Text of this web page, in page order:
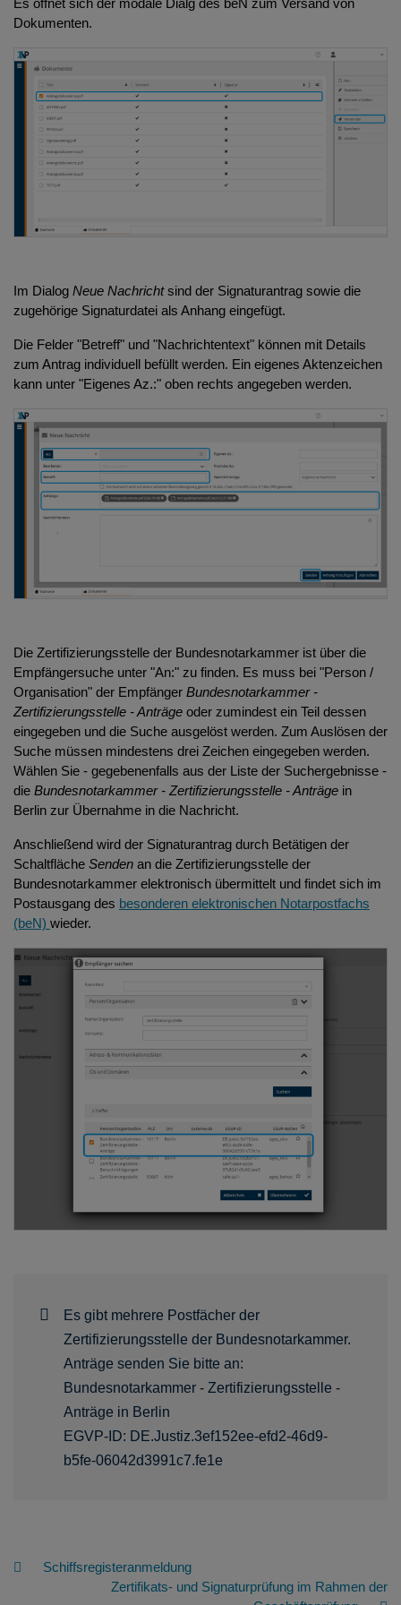
Es öffnet sich der modale Dialg des beN zum Versand von
Dokumenten.
Im Dialog Neue Nachrichtsind der Signaturantrag sowie die
zugehörige Signaturdatei als Anhang eingefügt.
Die Felder "Betreff" und "Nachrichtentext" können mit Details
zum Antrag individuell befüllt werden. Ein eigenes Aktenzeichen
kann unter "Eigenes Az.:" oben rechts angegeben werden.
Die Zertifizierungsstelle der Bundesnotarkammer ist über die
Empfängersuche unter "An:" zu finden. Es muss bei "Person /
Organisation" der Empfänger Bundesnotarkammer -
Zertifizierungsstelle - Anträge oder zumindest ein Teil dessen
eingegeben und die Suche ausgelöst werden. Zum Auslösen der
Suche müssen mindestens drei Zeichen eingegeben werden.
Wählen Sie - gegebenenfalls aus der Liste der Suchergebnisse -
die Bundesnotarkammer - Zertifizierungsstelle - Anträge in
Berlin zur Übernahme in die Nachricht.
Anschließend wird der Signaturantrag durch Betätigen der
Schaltfläche Senden an die Zertifizierungsstelle der
Bundesnotarkammer elektronisch übermittelt und findet sich im
Postausgang des besonderen elektronischen Notarpostfachs
(beN) wieder.
Es gibt mehrere Postfächer der
Zertifizierungsstelle der Bundesnotarkammer.
Anträge senden Sie bitte an:
Bundesnotarkammer - Zertifizierungsstelle -
Anträge in Berlin
EGVP-ID: DE.Justiz.3ef152ee-efd2-46d9-
b5fe-06042d3991c7.fe1e
Schiffsregisteranmeldung
Zertifikats- und Signaturprüfung im Rahmen der